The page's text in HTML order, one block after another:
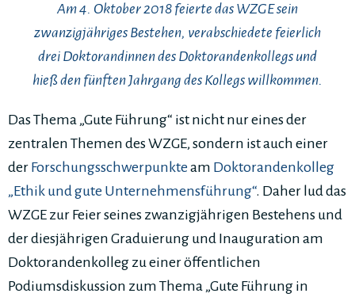
Am 4. Oktober 2018 feierte das WZGE sein
zwanzigjähriges Bestehen, verabschiedete feierlich
drei Doktorandinnen des Doktorandenkollegs und
hieß den fünften Jahrgang des Kollegs willkommen.
Das Thema „Gute Führung“ ist nicht nur eines der
zentralen Themen des WZGE, sondern ist auch einer
der Forschungsschwerpunkteam Doktorandenkolleg
„Ethik und gute Unternehmensführung“. Daher lud das
WZGE zur Feier seines zwanzigjährigen Bestehens und
der diesjährigen Graduierung und Inauguration am
Doktorandenkolleg zu einer öffentlichen
Podiumsdiskussion zum Thema „Gute Führung in